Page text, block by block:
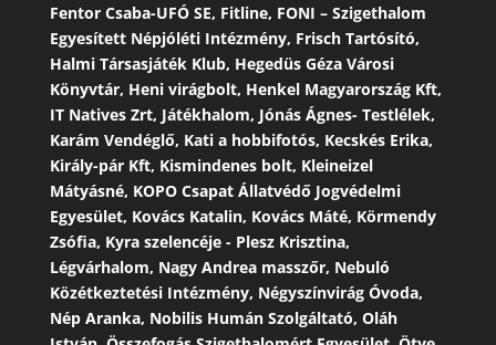
Fentor Csaba-UFÓ SE, Fitline, FONI – Szigethalom
Egyesített Népjóléti Intézmény, Frisch Tartósító,
Halmi Társasjáték Klub, Hegedüs Géza Városi
Könyvtár, Heni virágbolt, Henkel Magyarország Kft,
IT Natives Zrt, Játékhalom, Jónás Ágnes- Testlélek,
Karám Vendéglő, Kati a hobbifotós, Kecskés Erika,
Király-pár Kft, Kismindenes bolt, Kleineizel
Mátyásné, KOPO Csapat Állatvédő Jogvédelmi
Egyesület, Kovács Katalin, Kovács Máté, Körmendy
Zsófia, Kyra szelencéje - Plesz Krisztina,
Légvárhalom, Nagy Andrea masszőr, Nebuló
Közétkeztetési Intézmény, Négyszínvirág Óvoda,
Nép Aranka, Nobilis Humán Szolgáltató, Oláh